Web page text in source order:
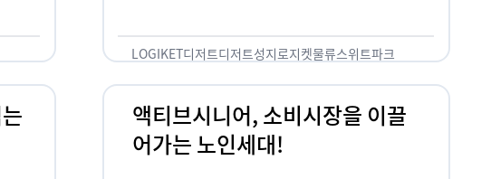
LOGIKET디저트디저트성지로지켓물류스위트파크
액티브시니어, 소비시장을 이끌
어가는 노인세대!